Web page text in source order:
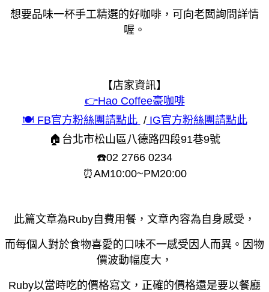
想要品味一杯手工精選的好咖啡，可向老闆詢問詳情
喔。
【店家資訊】
👉Hao Coffee豪咖啡
🍽 FB官方粉絲團請點此 /IG官方粉絲團請點此
🏠台北市松山區八德路四段91巷9號
☎️02 2766 0234
⏰AM10:00~PM20:00
此篇文章為Ruby自費用餐，文章內容為自身感受，
而每個人對於食物喜愛的口味不一感受因人而異。因物
價波動幅度大，
Ruby以當時吃的價格寫文，正確的價格還是要以餐廳